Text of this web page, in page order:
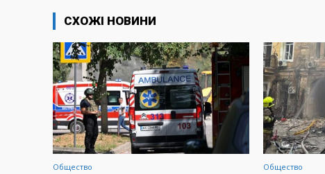
СХОЖІ НОВИНИ
Общество Общество